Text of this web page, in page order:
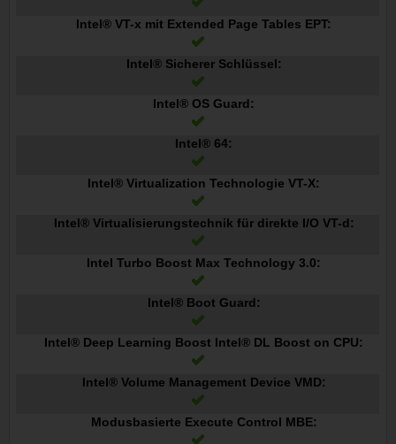
Intel® VT-x mit Extended Page Tables EPT:
Intel® Sicherer Schlüssel:
Intel® OS Guard:
Intel® 64:
Intel® Virtualization Technologie VT-X:
Intel® Virtualisierungstechnik für direkte I/O VT-d:
Intel Turbo Boost Max Technology 3.0:
Intel® Boot Guard:
Intel® Deep Learning Boost Intel® DL Boost on CPU:
Intel® Volume Management Device VMD:
Modusbasierte Execute Control MBE: